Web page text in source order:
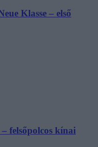
Klasse – első
felsőpolcos kínai